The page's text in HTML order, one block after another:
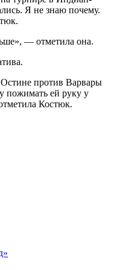
Я не знаю почему.
— отметила она.
Остине против Варвары
пожимать ей руку у
Костюк.